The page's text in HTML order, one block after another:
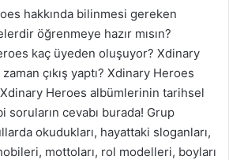
hakkında bilinmesi gereken
öğrenmeye hazır mısın?
kaç üyeden oluşuyor? Xdinary
çıkış yaptı? Xdinary Heroes
Heroes albümlerinin tarihsel
soruların cevabı burada! Grup
okudukları, hayattaki sloganları,
mottoları, rol modelleri, boyları